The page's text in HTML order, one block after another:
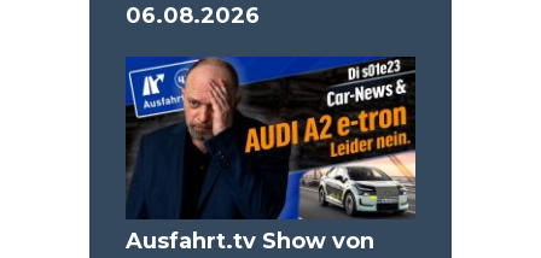
06.08.2026
Ausfahrt.tv Show von